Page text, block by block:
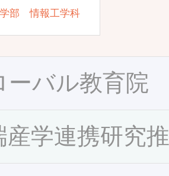
部 情報工学科
ーバル教育院
産学連携研究